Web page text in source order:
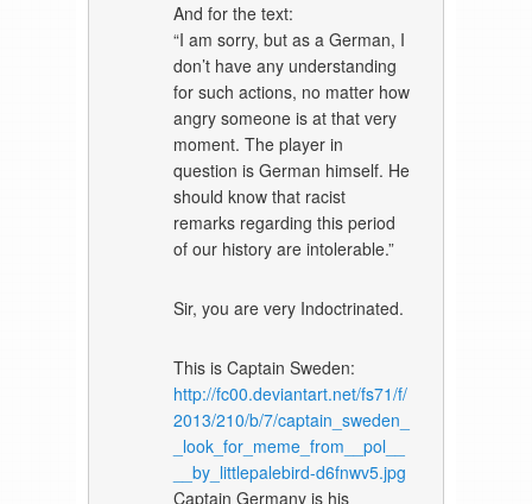
And for the text:
“I am sorry, but as a German, I
don’t have any understanding
for such actions, no matter how
angry someone is at that very
moment. The player in
question is German himself. He
should know that racist
remarks regarding this period
of our history are intolerable.”
Sir, you are very Indoctrinated.
This is Captain Sweden:
http://fc00.deviantart.net/fs71/f/
2013/210/b/7/captain_sweden_
_look_for_meme_from__pol__
__by_littlepalebird-d6fnwv5.jpg
Captain Germany is his